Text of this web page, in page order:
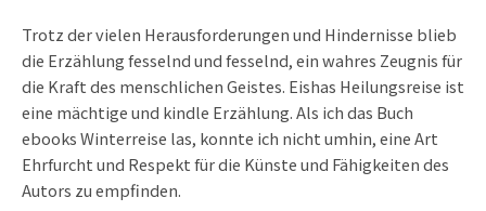
Trotz der vielen Herausforderungen und Hindernisse blieb
die Erzählung fesselnd und fesselnd, ein wahres Zeugnis für
die Kraft des menschlichen Geistes. Eishas Heilungsreise ist
eine mächtige und kindle Erzählung. Als ich das Buch
ebooks Winterreise las, konnte ich nicht umhin, eine Art
Ehrfurcht und Respekt für die Künste und Fähigkeiten des
Autors zu empfinden.